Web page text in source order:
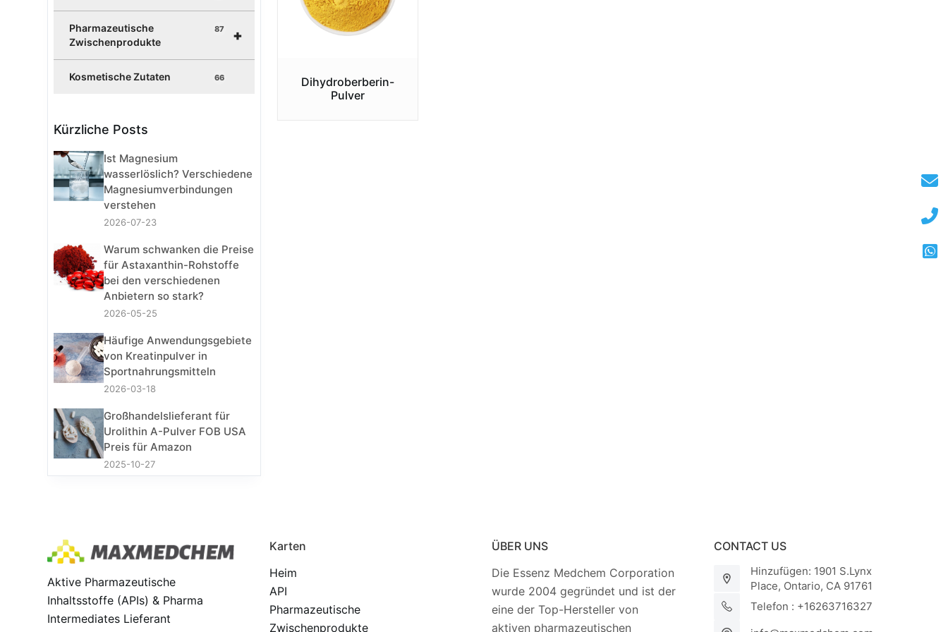
Dihydroberberin-
Pulver
+
Pharmazeutische
Zwischenprodukte
87
Kosmetische Zutaten 66
Kürzliche Posts
Ist Magnesium
wasserlöslich? Verschiedene
Magnesiumverbindungen
verstehen
2026-07-23
Warum schwanken die Preise
für Astaxanthin-Rohstoffe
bei den verschiedenen
Anbietern so stark?
2026-05-25
Häufige Anwendungsgebiete
von Kreatinpulver in
Sportnahrungsmitteln
2026-03-18
Großhandelslieferant für
Urolithin A-Pulver FOB USA
Preis für Amazon
2025-10-27
Aktive Pharmazeutische
Inhaltsstoffe (APIs) & Pharma
Intermediates Lieferant
Karten
Heim
API
Pharmazeutische
Zwischenprodukte
ÜBER UNS
Die Essenz Medchem Corporation
wurde 2004 gegründet und ist der
eine der Top-Hersteller von
aktiven pharmazeutischen
CONTACT US
Hinzufügen: 1901 S.Lynx
Place, Ontario, CA 91761
Telefon : +16263716327